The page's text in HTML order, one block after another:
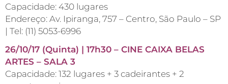
Capacidade: 430 lugares
Endereço: Av. Ipiranga, 757 – Centro, São Paulo – SP
| Tel: (11) 5053-6996
26/10/17 (Quinta) | 17h30 – CINE CAIXA BELAS
ARTES – SALA 3
Capacidade: 132 lugares + 3 cadeirantes + 2